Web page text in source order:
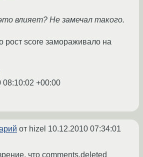
влияет? Не замечал такого.
рост score замораживало на
08:10:02 +00:00
от hizel 10.12.2010 07:34:01
что comments.deleted